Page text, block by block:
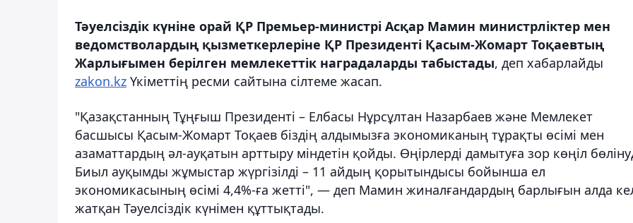
Тәуелсіздік күніне орай ҚР Премьер-министрі Асқар Мамин министрліктер мен
ведомстволардың қызметкерлеріне ҚР Президенті Қасым-Жомарт Тоқаевтың
Жарлығымен берілген мемлекеттік наградаларды табыстады, деп хабарлайды
zakon.kz Үкіметтің ресми сайтына сілтеме жасап.
"Қазақстанның Тұңғыш Президенті – Елбасы Нұрсұлтан Назарбаев және Мемлекет
басшысы Қасым-Жомарт Тоқаев біздің алдымызға экономиканың тұрақты өсімі мен
азаматтардың әл-ауқатын арттыру міндетін қойды. Өңірлерді дамытуға зор көңіл
Биыл ауқымды жұмыстар жүргізілді – 11 айдың қорытындысы бойынша ел
экономикасының өсімі 4,4%-ға жетті", — деп Мамин жиналғандардың барлығын алда
жатқан Тәуелсіздік күнімен құттықтады.